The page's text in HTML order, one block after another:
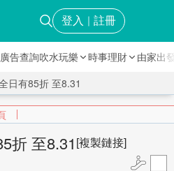
登入 ｜ 註冊
廣告查詢吹水玩樂 時事理財 由家出
日有85折 至8.31
折 至8.31 [複製鏈接]